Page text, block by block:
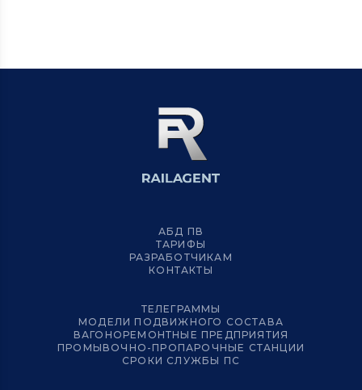
АБД ПВ
ТАРИФЫ
РАЗРАБОТЧИКАМ
КОНТАКТЫ
ТЕЛЕГРАММЫ
МОДЕЛИ ПОДВИЖНОГО СОСТАВА
ВАГОНОРЕМОНТНЫЕ ПРЕДПРИЯТИЯ
ПРОМЫВОЧНО-ПРОПАРОЧНЫЕ СТАНЦИИ
СРОКИ СЛУЖБЫ ПС